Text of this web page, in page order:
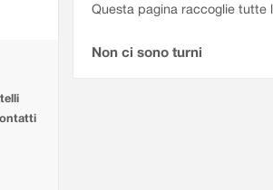
Questa pagina raccoglie tutte
Non ci sono turni